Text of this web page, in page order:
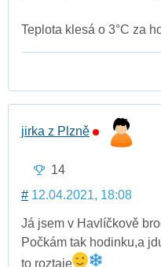
Teplota klesá o 3°C za
jirka z Plzně
14
# 12.04.2021, 18:08
Já jsem v Havlíčkově
Počkám tak hodinku,a
to roztaje